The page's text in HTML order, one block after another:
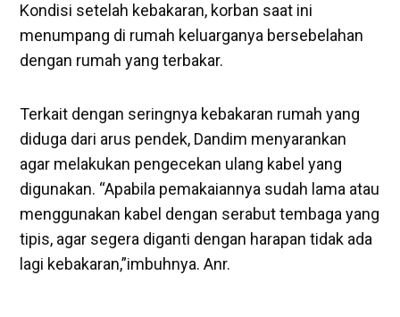
Kondisi setelah kebakaran, korban saat ini
menumpang di rumah keluarganya bersebelahan
dengan rumah yang terbakar.
Terkait dengan seringnya kebakaran rumah yang
diduga dari arus pendek, Dandim menyarankan
agar melakukan pengecekan ulang kabel yang
digunakan. “Apabila pemakaiannya sudah lama atau
menggunakan kabel dengan serabut tembaga yang
tipis, agar segera diganti dengan harapan tidak ada
lagi kebakaran,”imbuhnya. Anr.